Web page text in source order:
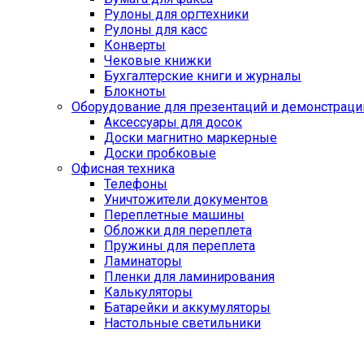
Рулоны для оргтехники
Рулоны для касс
Конверты
Чековые книжки
Бухгалтерские книги и журналы
Блокноты
Оборудование для презентаций и
Аксессуары для досок
Доски магнитно маркерные
Доски пробковые
Офисная техника
Телефоны
Уничтожители документов
Переплетные машины
Обложки для переплета
Пружины для переплета
Ламинаторы
Пленки для ламинирования
Калькуляторы
Батарейки и аккумуляторы
Настольные светильники